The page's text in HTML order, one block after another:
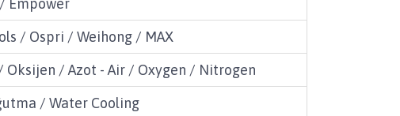
/ Ospri / Weihong / MAX
Oksijen / Azot - Air / Oxygen / Nitrogen
/ Water Cooling